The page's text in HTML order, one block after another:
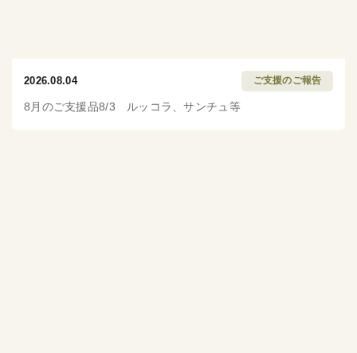
2026.08.04 ご支援のご報告
8月のご支援品8/3 ルッコラ、サンチュ等